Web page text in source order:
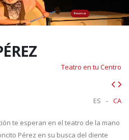
Reservar
Teatro en tu Centro
CA
-
ES
te esperan en el teatro de la mano
Pérez en su busca del diente